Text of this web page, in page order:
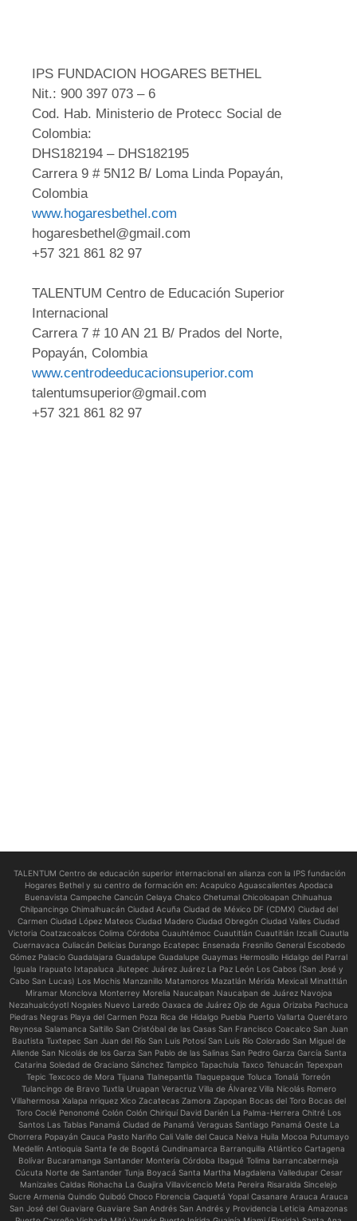
IPS FUNDACION HOGARES BETHEL
Nit.: 900 397 073 – 6
Cod. Hab. Ministerio de Protecc Social de
Colombia:
DHS182194 – DHS182195
Carrera 9 # 5N12 B/ Loma Linda Popayán,
Colombia
www.hogaresbethel.com
hogaresbethel@gmail.com
+57 321 861 82 97
TALENTUM Centro de Educación Superior
Internacional
Carrera 7 # 10 AN 21 B/ Prados del Norte,
Popayán, Colombia
www.centrodeeducacionsuperior.com
talentumsuperior@gmail.com
+57 321 861 82 97
TALENTUM Centro de educación superior internacional en alianza con la IPS fundación
Hogares Bethel y su centro de formación en: Acapulco Aguascalientes Apodaca
Buenavista Campeche Cancún Celaya Chalco Chetumal Chicoloapan Chihuahua
Chilpancingo Chimalhuacán Ciudad Acuña Ciudad de México DF (CDMX) Ciudad del
Carmen Ciudad López Mateos Ciudad Madero Ciudad Obregón Ciudad Valles Ciudad
Victoria Coatzacoalcos Colima Córdoba Cuauhtémoc Cuautitlán Cuautitlán Izcalli Cuautla
Cuernavaca Culiacán Delicias Durango Ecatepec Ensenada Fresnillo General Escobedo
Gómez Palacio Guadalajara Guadalupe Guadalupe Guaymas Hermosillo Hidalgo del Parral
Iguala Irapuato Ixtapaluca Jiutepec Juárez Juárez La Paz León Los Cabos (San José y
Cabo San Lucas) Los Mochis Manzanillo Matamoros Mazatlán Mérida Mexicali Minatitlán
Miramar Monclova Monterrey Morelia Naucalpan Naucalpan de Juárez Navojoa
Nezahualcóyotl Nogales Nuevo Laredo Oaxaca de Juárez Ojo de Agua Orizaba Pachuca
Piedras Negras Playa del Carmen Poza Rica de Hidalgo Puebla Puerto Vallarta Querétaro
Reynosa Salamanca Saltillo San Cristóbal de las Casas San Francisco Coacalco San Juan
Bautista Tuxtepec San Juan del Río San Luis Potosí San Luis Río Colorado San Miguel de
Allende San Nicolás de los Garza San Pablo de las Salinas San Pedro Garza García Santa
Catarina Soledad de Graciano Sánchez Tampico Tapachula Taxco Tehuacán Tepexpan
Tepic Texcoco de Mora Tijuana Tlalnepantla Tlaquepaque Toluca Tonalá Torreón
Tulancingo de Bravo Tuxtla Uruapan Veracruz Villa de Álvarez Villa Nicolás Romero
Villahermosa Xalapa nriquez Xico Zacatecas Zamora Zapopan Bocas del Toro Bocas del
Toro Coclé Penonomé Colón Colón Chiriquí David Darién La Palma-Herrera Chitré Los
Santos Las Tablas Panamá Ciudad de Panamá Veraguas Santiago Panamá Oeste La
Chorrera Popayán Cauca Pasto Nariño Cali Valle del Cauca Neiva Huila Mocoa Putumayo
Medellín Antioquia Santa fe de Bogotá Cundinamarca Barranquilla Atlántico Cartagena
Bolívar Bucaramanga Santander Montería Córdoba Ibagué Tolima barrancabermeja
Cúcuta Norte de Santander Tunja Boyacá Santa Martha Magdalena Valledupar Cesar
Manizales Caldas Riohacha La Guajira Villavicencio Meta Pereira Risaralda Sincelejo
Sucre Armenia Quindío Quibdó Choco Florencia Caquetá Yopal Casanare Arauca Arauca
San José del Guaviare Guaviare San Andrés San Andrés y Providencia Leticia Amazonas